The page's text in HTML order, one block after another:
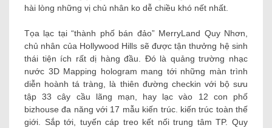
hài lòng những vị chủ nhân ko dễ chiều khó nết nhất.
Tọa lạc tại “thành phố bán đảo” MerryLand Quy Nhơn,
chủ nhân của Hollywood Hills sẽ được tận thưởng hệ sinh
thái tiện ích rất dị hàng đầu. Đó là quảng trường nhạc
nước 3D Mapping hologram mang tới những màn trình
diễn hoành tá tràng, là thiên đường checkin với bộ sưu
tập 33 cây cầu lãng mạn, hay lạc vào 12 con phố
bizhouse đa năng với 17 mẫu kiến ​​trúc. kiến trúc toàn thế
giới. Sắp tới, tuyến cáp treo kết nối trung tâm TP. Quy